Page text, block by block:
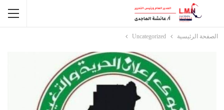
الصفحة الرئيسية Uncategorized